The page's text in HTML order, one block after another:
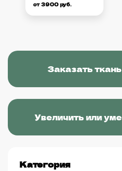
от 3900 руб.
Заказать
Увеличить или
Категория